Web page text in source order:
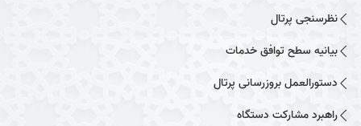
نظرسنجی پرتال
بیانیه سطح توافق خدمات
دستورالعمل بروزرسانی پرتال
راهبرد مشارکت دستگاه